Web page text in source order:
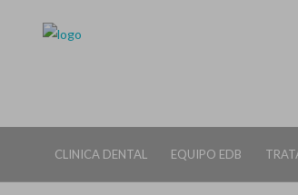
CLINICA DENTAL EQUIPO EDB
IMPLANTES